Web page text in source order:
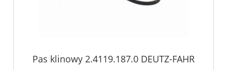
Pas klinowy 2.4119.187.0 DEUTZ-FAHR